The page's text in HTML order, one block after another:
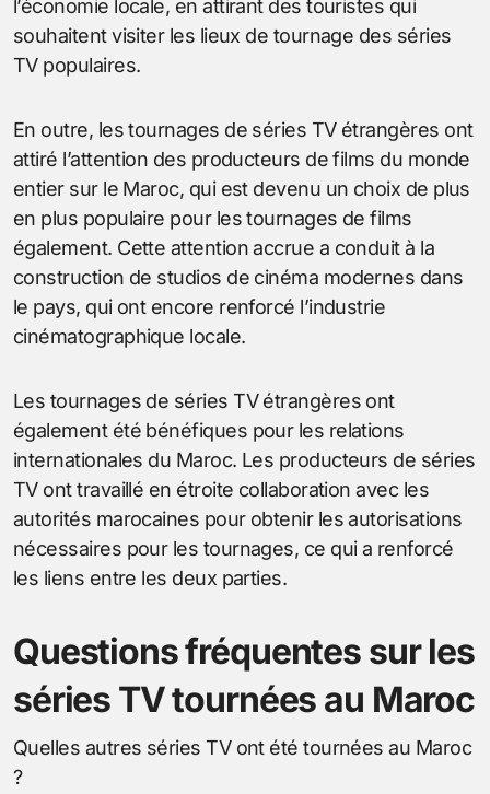
l’économie locale, en attirant des touristes qui
souhaitent visiter les lieux de tournage des séries
TV populaires.
En outre, les tournages de séries TV étrangères ont
attiré l’attention des producteurs de films du monde
entier sur le Maroc, qui est devenu un choix de plus
en plus populaire pour les tournages de films
également. Cette attention accrue a conduit à la
construction de studios de cinéma modernes dans
le pays, qui ont encore renforcé l’industrie
cinématographique locale.
Les tournages de séries TV étrangères ont
également été bénéfiques pour les relations
internationales du Maroc. Les producteurs de séries
TV ont travaillé en étroite collaboration avec les
autorités marocaines pour obtenir les autorisations
nécessaires pour les tournages, ce qui a renforcé
les liens entre les deux parties.
Questions fréquentes sur les
séries TV tournées au Maroc
Quelles autres séries TV ont été tournées au Maroc
?